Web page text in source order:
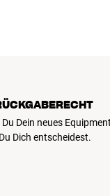
Dein neues
Dich entscheidest.